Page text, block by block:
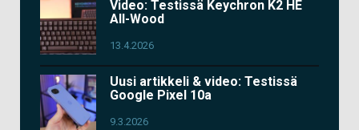
Video: Testissä Keychron K2 HE
All-Wood
13.4.2026
Uusi artikkeli & video: Testissä
Google Pixel 10a
9.3.2026